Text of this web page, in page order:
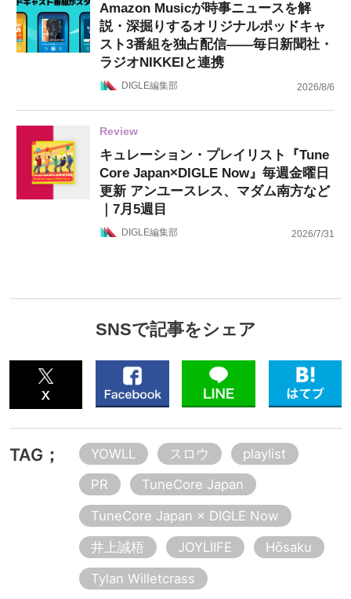
Amazon Musicが時事ニュースを解
説・深掘りするオリジナルポッドキャ
スト3番組を独占配信——毎日新聞社・
ラジオNIKKEIと連携
DIGLE編集部 2026/8/6
Review
キュレーション・プレイリスト『Tune
Core Japan×DIGLE Now』毎週金曜日
更新 アンユースレス、マダム南方など
｜7月5週目
DIGLE編集部 2026/7/31
SNSで記事をシェア
TAG； YOWLL スロウ
playlist
PR
TuneCore Japan
TuneCore Japan × DIGLE Now
井上誠梧
JOYLIIFE
Hōsaku
Tylan Willetcrass